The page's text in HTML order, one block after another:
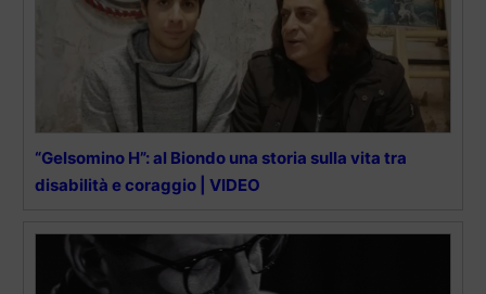
“Gelsomino H”: al Biondo una storia sulla vita tra
disabilità e coraggio | VIDEO